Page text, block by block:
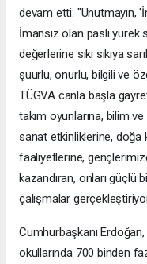
devam etti: "Unutmayın,
İmansız olan paslı
değerlerine sıkı sıkıya
şuurlu, onurlu, bilgili ve
TÜGVA canla başla
takım oyunlarına, bilim
sanat etkinliklerine, doğa
faaliyetlerine,
kazandıran, onları güçlü
çalışmalar
Cumhurbaşkanı
okullarında 700 binden